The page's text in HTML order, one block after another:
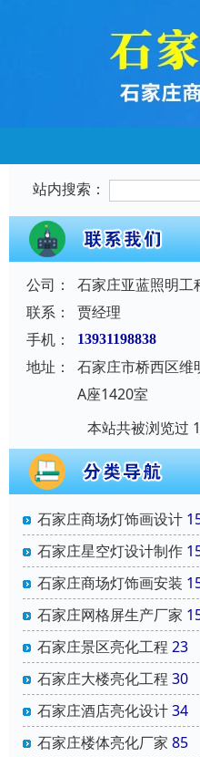
站内搜索：
公司：
石家庄亚蓝照明工
联系：
贾经理
手机：
13931198838
地址：
石家庄市桥西区维
A座1420室
本站共被浏览过
石家庄商场灯饰画设计
石家庄星空灯设计制作
石家庄商场灯饰画安装
石家庄网格屏生产厂家
石家庄景区亮化工程 23
石家庄大楼亮化工程 30
石家庄酒店亮化设计34
石家庄楼体亮化厂家 85